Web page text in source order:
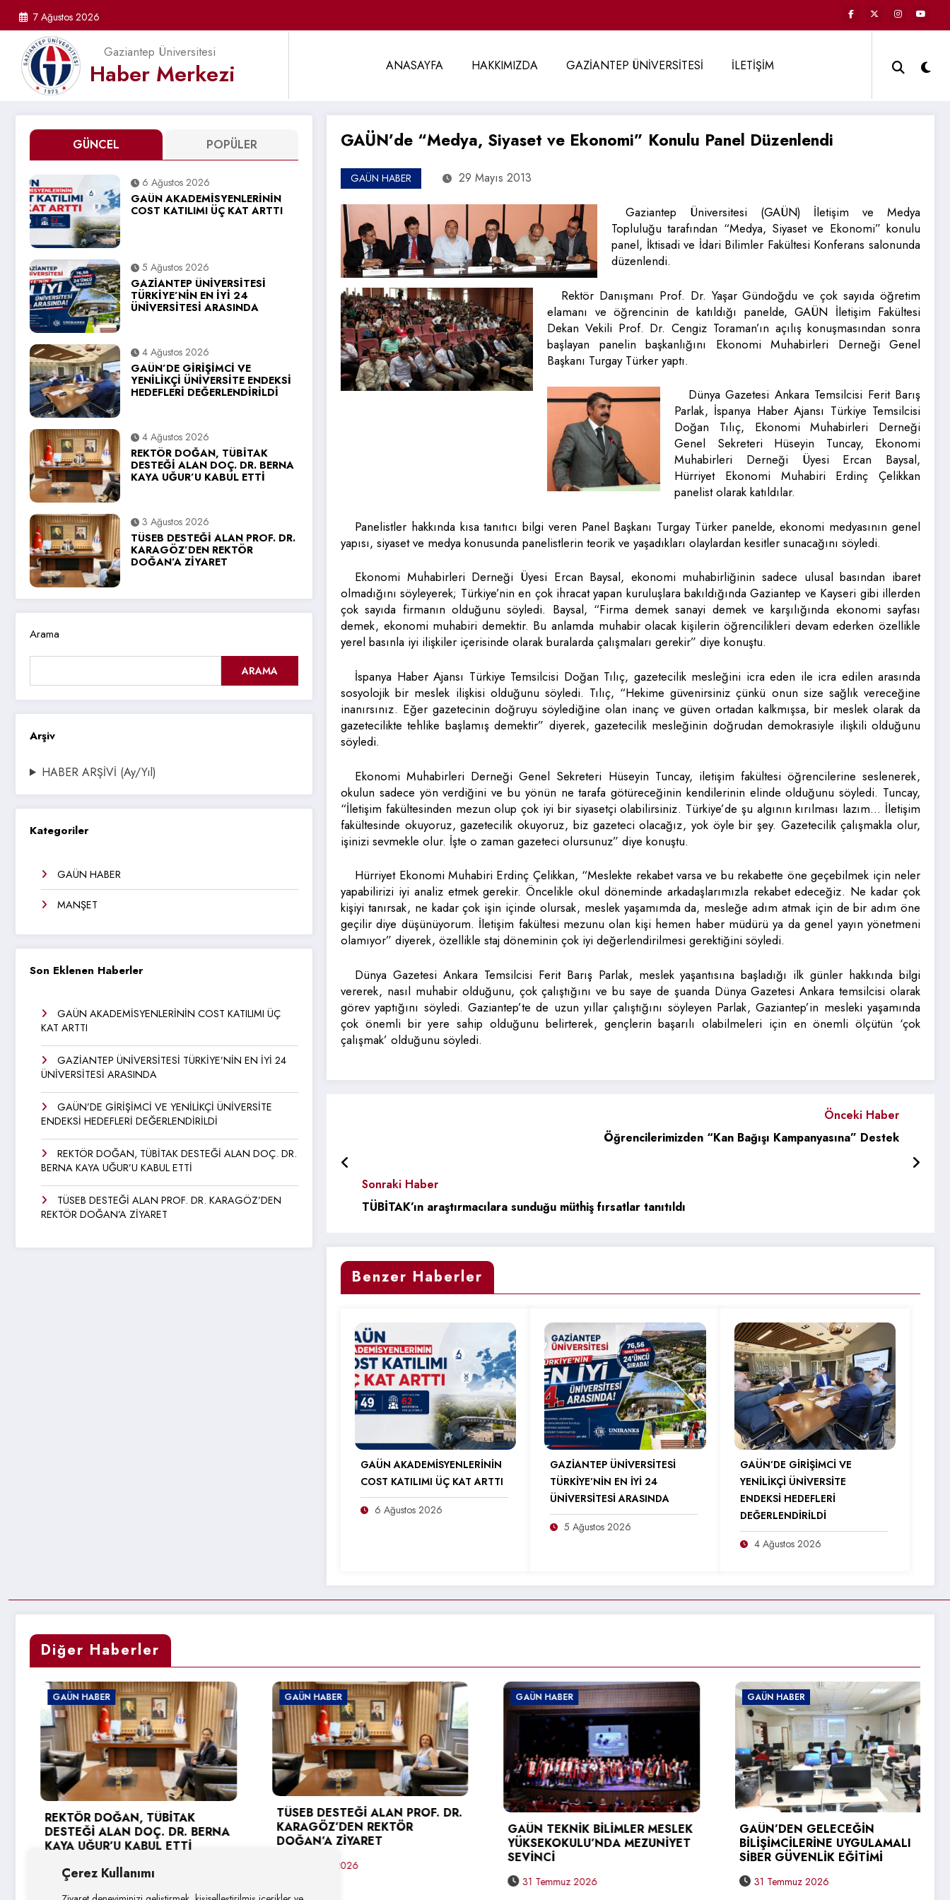
Çerez Kullanımı
7 Ağustos 2026
Gaziantep Üniversitesi
Haber Merkezi ANASAYFA HAKKIMIZDA GAZİANTEP ÜNİVERSİTESİ İLETİŞİM
GÜNCEL POPÜLER
6 Ağustos 2026
GAÜN AKADEMİSYENLERİNİN
COST KATILIMI ÜÇ KAT ARTTI
5 Ağustos 2026
GAZİANTEP ÜNİVERSİTESİ
TÜRKİYE’NİN EN İYİ 24
ÜNİVERSİTESİ ARASINDA
4 Ağustos 2026
GAÜN’DE GİRİŞİMCİ VE
YENİLİKÇİ ÜNİVERSİTE ENDEKSİ
HEDEFLERİ DEĞERLENDİRİLDİ
4 Ağustos 2026
REKTÖR DOĞAN, TÜBİTAK
DESTEĞİ ALAN DOÇ. DR. BERNA
KAYA UĞUR’U KABUL ETTİ
3 Ağustos 2026
TÜSEB DESTEĞİ ALAN PROF. DR.
KARAGÖZ’DEN REKTÖR
DOĞAN’A ZİYARET
Arama
ARAMA
Arşiv
HABER ARŞİVİ (Ay/Yıl)
Kategoriler
GAÜN HABER
MANŞET
Son Eklenen Haberler
GAÜN AKADEMİSYENLERİNİN COST KATILIMI ÜÇ
KAT ARTTI
GAZİANTEP ÜNİVERSİTESİ TÜRKİYE’NİN EN İYİ 24
ÜNİVERSİTESİ ARASINDA
GAÜN’DE GİRİŞİMCİ VE YENİLİKÇİ ÜNİVERSİTE
ENDEKSİ HEDEFLERİ DEĞERLENDİRİLDİ
REKTÖR DOĞAN, TÜBİTAK DESTEĞİ ALAN DOÇ. DR.
BERNA KAYA UĞUR’U KABUL ETTİ
TÜSEB DESTEĞİ ALAN PROF. DR. KARAGÖZ’DEN
REKTÖR DOĞAN’A ZİYARET
GAÜN’de “Medya, Siyaset ve Ekonomi” Konulu Panel Düzenlendi
GAÜN HABER 29 Mayıs 2013
Gaziantep Üniversitesi (GAÜN) İletişim ve Medya
Topluluğu tarafından “Medya, Siyaset ve Ekonomi” konulu
panel, İktisadi ve İdari Bilimler Fakültesi Konferans salonunda
düzenlendi.
Rektör Danışmanı Prof. Dr. Yaşar Gündoğdu ve çok sayıda öğretim
elamanı ve öğrencinin de katıldığı panelde, GAÜN İletişim Fakültesi
Dekan Vekili Prof. Dr. Cengiz Toraman’ın açılış konuşmasından sonra
başlayan panelin başkanlığını Ekonomi Muhabirleri Derneği Genel
Başkanı Turgay Türker yaptı.
Dünya Gazetesi Ankara Temsilcisi Ferit Barış
Parlak, İspanya Haber Ajansı Türkiye Temsilcisi
Doğan Tılıç, Ekonomi Muhabirleri Derneği
Genel Sekreteri Hüseyin Tuncay, Ekonomi
Muhabirleri Derneği Üyesi Ercan Baysal,
Hürriyet Ekonomi Muhabiri Erdinç Çelikkan
panelist olarak katıldılar.
Panelistler hakkında kısa tanıtıcı bilgi veren Panel Başkanı Turgay Türker panelde, ekonomi medyasının genel
yapısı, siyaset ve medya konusunda panelistlerin teorik ve yaşadıkları olaylardan kesitler sunacağını söyledi.
Ekonomi Muhabirleri Derneği Üyesi Ercan Baysal, ekonomi muhabirliğinin sadece ulusal basından ibaret
olmadığını söyleyerek; Türkiye’nin en çok ihracat yapan kuruluşlara bakıldığında Gaziantep ve Kayseri gibi illerden
çok sayıda firmanın olduğunu söyledi. Baysal, “Firma demek sanayi demek ve karşılığında ekonomi sayfası
demek, ekonomi muhabiri demektir. Bu anlamda muhabir olacak kişilerin öğrencilikleri devam ederken özellikle
yerel basınla iyi ilişkiler içerisinde olarak buralarda çalışmaları gerekir” diye konuştu.
İspanya Haber Ajansı Türkiye Temsilcisi Doğan Tılıç, gazetecilik mesleğini icra eden ile icra edilen arasında
sosyolojik bir meslek ilişkisi olduğunu söyledi. Tılıç, “Hekime güvenirsiniz çünkü onun size sağlık vereceğine
inanırsınız. Eğer gazetecinin doğruyu söylediğine olan inanç ve güven ortadan kalkmışsa, bir meslek olarak da
gazetecilikte tehlike başlamış demektir” diyerek, gazetecilik mesleğinin doğrudan demokrasiyle ilişkili olduğunu
söyledi.
Ekonomi Muhabirleri Derneği Genel Sekreteri Hüseyin Tuncay, iletişim fakültesi öğrencilerine seslenerek,
okulun sadece yön verdiğini ve bu yönün ne tarafa götüreceğinin kendilerinin elinde olduğunu söyledi. Tuncay,
“İletişim fakültesinden mezun olup çok iyi bir siyasetçi olabilirsiniz. Türkiye’de şu algının kırılması lazım… İletişim
fakültesinde okuyoruz, gazetecilik okuyoruz, biz gazeteci olacağız, yok öyle bir şey. Gazetecilik çalışmakla olur,
işinizi sevmekle olur. İşte o zaman gazeteci olursunuz” diye konuştu.
Hürriyet Ekonomi Muhabiri Erdinç Çelikkan, “Meslekte rekabet varsa ve bu rekabette öne geçebilmek için neler
yapabilirizi iyi analiz etmek gerekir. Öncelikle okul döneminde arkadaşlarımızla rekabet edeceğiz. Ne kadar çok
kişiyi tanırsak, ne kadar çok işin içinde olursak, meslek yaşamımda da, mesleğe adım atmak için de bir adım öne
geçilir diye düşünüyorum. İletişim fakültesi mezunu olan kişi hemen haber müdürü ya da genel yayın yönetmeni
olamıyor” diyerek, özellikle staj döneminin çok iyi değerlendirilmesi gerektiğini söyledi.
Dünya Gazetesi Ankara Temsilcisi Ferit Barış Parlak, meslek yaşantısına başladığı ilk günler hakkında bilgi
vererek, nasıl muhabir olduğunu, çok çalıştığını ve bu saye de şuanda Dünya Gazetesi Ankara temsilcisi olarak
görev yaptığını söyledi. Gaziantep’te de uzun yıllar çalıştığını söyleyen Parlak, Gaziantep’in mesleki yaşamında
çok önemli bir yere sahip olduğunu belirterek, gençlerin başarılı olabilmeleri için en önemli ölçütün ‘çok
çalışmak’ olduğunu söyledi.
Önceki Haber
Öğrencilerimizden “Kan Bağışı Kampanyasına” Destek
Sonraki Haber
TÜBİTAK’ın araştırmacılara sunduğu müthiş fırsatlar tanıtıldı
Benzer Haberler
GAÜN AKADEMİSYENLERİNİN
COST KATILIMI ÜÇ KAT ARTTI
6 Ağustos 2026
GAZİANTEP ÜNİVERSİTESİ
TÜRKİYE’NİN EN İYİ 24
ÜNİVERSİTESİ ARASINDA
5 Ağustos 2026
GAÜN’DE GİRİŞİMCİ VE
YENİLİKÇİ ÜNİVERSİTE
ENDEKSİ HEDEFLERİ
DEĞERLENDİRİLDİ
4 Ağustos 2026
Diğer Haberler
GAÜN HABER
REKTÖR DOĞAN, TÜBİTAK
DESTEĞİ ALAN DOÇ. DR. BERNA
KAYA UĞUR’U KABUL ETTİ
4 Ağustos 2026
GAÜN HABER
TÜSEB DESTEĞİ ALAN PROF. DR.
KARAGÖZ’DEN REKTÖR
DOĞAN’A ZİYARET
3 Ağustos 2026
GAÜN HABER
GAÜN TEKNİK BİLİMLER MESLEK
YÜKSEKOKULU’NDA MEZUNİYET
SEVİNCİ
31 Temmuz 2026
GAÜN HABER
GAÜN’DEN GELECEĞİN
BİLİŞİMCİLERİNE UYGULAMALI
SİBER GÜVENLİK EĞİTİMİ
31 Temmuz 2026